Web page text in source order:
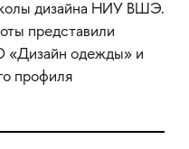
дизайна НИУ ВШЭ.
представили
«Дизайн одежды» и
профиля